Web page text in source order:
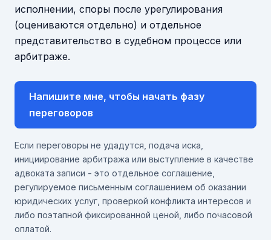
исполнении, споры после урегулирования
(оцениваются отдельно) и отдельное
представительство в судебном процессе или
арбитраже.
Напишите мне, чтобы начать фазу
переговоров
Если переговоры не удадутся, подача иска,
инициирование арбитража или выступление в качестве
адвоката записи - это отдельное соглашение,
регулируемое письменным соглашением об оказании
юридических услуг, проверкой конфликта интересов и
либо поэтапной фиксированной ценой, либо почасовой
оплатой.